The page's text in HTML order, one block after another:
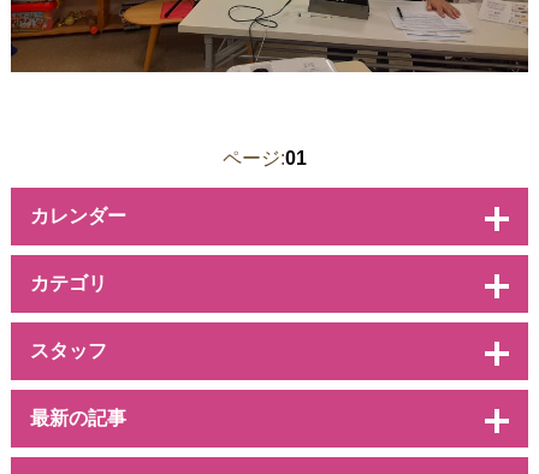
ページ:01
カレンダー
カテゴリ
スタッフ
最新の記事